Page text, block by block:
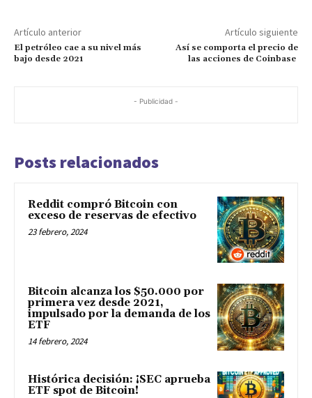
Artículo anterior
El petróleo cae a su nivel más
bajo desde 2021
Artículo siguiente
Así se comporta el precio de
las acciones de Coinbase
- Publicidad -
Posts relacionados
Reddit compró Bitcoin con
exceso de reservas de efectivo
23 febrero, 2024
Bitcoin alcanza los $50.000 por
primera vez desde 2021,
impulsado por la demanda de los
ETF
14 febrero, 2024
Histórica decisión: ¡SEC aprueba
ETF spot de Bitcoin!